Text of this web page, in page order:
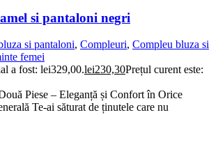
si pantaloni negri
si pantaloni, Compleuri, Compleu bluza si
femei
a fost: lei329,00.lei230,30Prețul curent este:
Piese – Eleganță și Confort în Orice
Te-ai săturat de ținutele care nu